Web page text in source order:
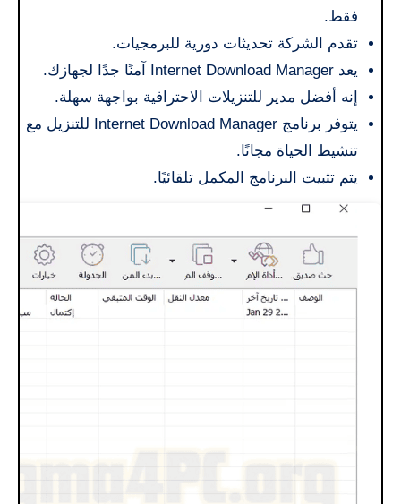
فقط.
تقدم الشركة تحديثات دورية للبرمجيات.
يعد Internet Download Manager آمنًا جدًا لجهازك.
إنه أفضل مدير للتنزيلات الاحترافية بواجهة سهلة.
يتوفر برنامج Internet Download Manager للتنزيل مع
تنشيط الحياة مجانًا.
يتم تثبيت البرنامج المكمل تلقائيًا.